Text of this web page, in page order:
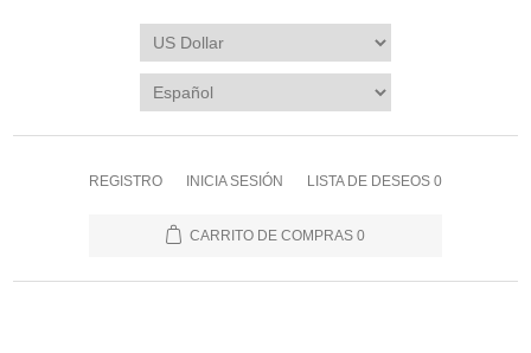
REGISTRO INICIA SESIÓN LISTA DE DESEOS 0
CARRITO DE COMPRAS 0